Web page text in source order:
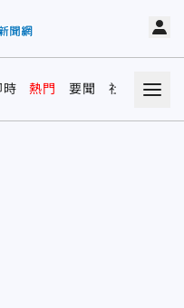
時 熱門 要聞 社會 娛樂